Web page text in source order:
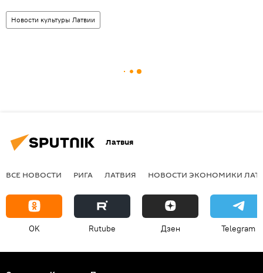
Новости культуры Латвии
Латвия
ВСЕ НОВОСТИ РИГА ЛАТВИЯ НОВОСТИ ЭКОНОМИКИ
OK Rutube Дзен Telegram